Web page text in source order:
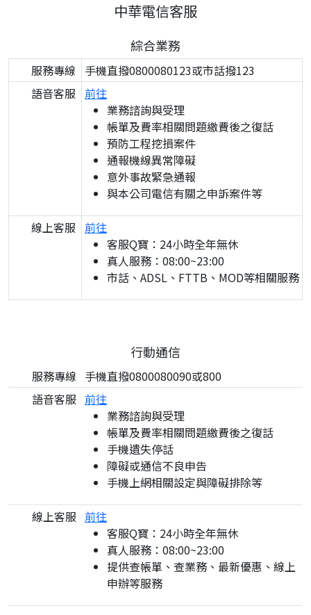
中華電信客服
綜合業務
服務專線
手機直撥0800080123或市話撥123
語音客服 前往
業務諮詢與受理
帳單及費率相關問題繳費後之復話
預防工程挖損案件
通報機線異常障礙
意外事故緊急通報
與本公司電信有關之申訴案件等
線上客服 前往
客服Q寶：24小時全年無休
真人服務：08:00~23:00
市話、ADSL、FTTB、MOD等相關服務
行動通信
服務專線 手機直撥0800080090或800
語音客服 前往
業務諮詢與受理
帳單及費率相關問題繳費後之復話
手機遺失停話
障礙或通信不良申告
手機上網相關設定與障礙排除等
線上客服 前往
客服Q寶：24小時全年無休
真人服務：08:00~23:00
提供查帳單、查業務、最新優惠、線上
申辦等服務